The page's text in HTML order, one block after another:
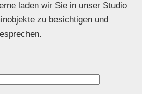
laden wir Sie in unser Studio
zu besichtigen und